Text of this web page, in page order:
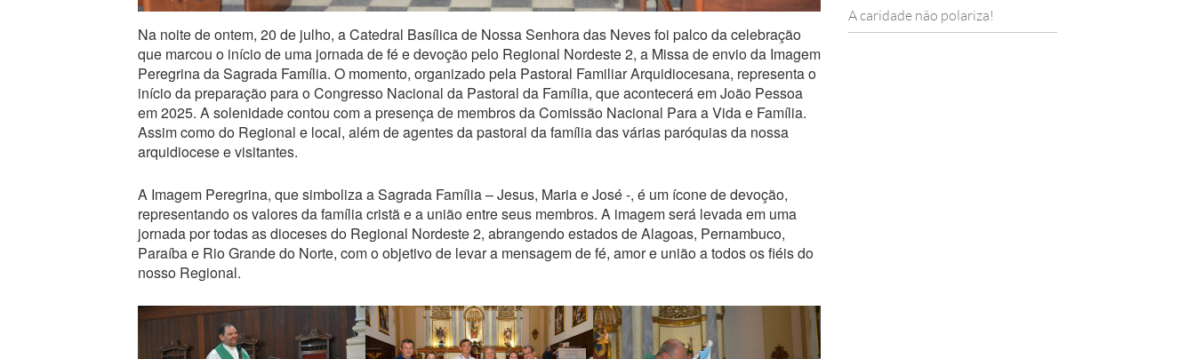
Na noite de ontem, 20 de julho, a Catedral Basílica de Nossa Senhora das Neves foi palco da celebração
que marcou o início de uma jornada de fé e devoção pelo Regional Nordeste 2, a Missa de envio da Imagem
Peregrina da Sagrada Família. O momento, organizado pela Pastoral Familiar Arquidiocesana, representa o
início da preparação para o Congresso Nacional da Pastoral da Família, que acontecerá em João Pessoa
em 2025. A solenidade contou com a presença de membros da Comissão Nacional Para a Vida e Família.
Assim como do Regional e local, além de agentes da pastoral da família das várias paróquias da nossa
arquidiocese e visitantes.
A Imagem Peregrina, que simboliza a Sagrada Família – Jesus, Maria e José -, é um ícone de devoção,
representando os valores da família cristã e a união entre seus membros. A imagem será levada em uma
jornada por todas as dioceses do Regional Nordeste 2, abrangendo estados de Alagoas, Pernambuco,
Paraíba e Rio Grande do Norte, com o objetivo de levar a mensagem de fé, amor e união a todos os fiéis do
nosso Regional.
A caridade não polariza!